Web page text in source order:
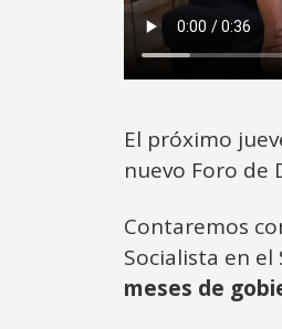
El próximo
nuevo Foro de
Contaremos
Socialista en
meses de